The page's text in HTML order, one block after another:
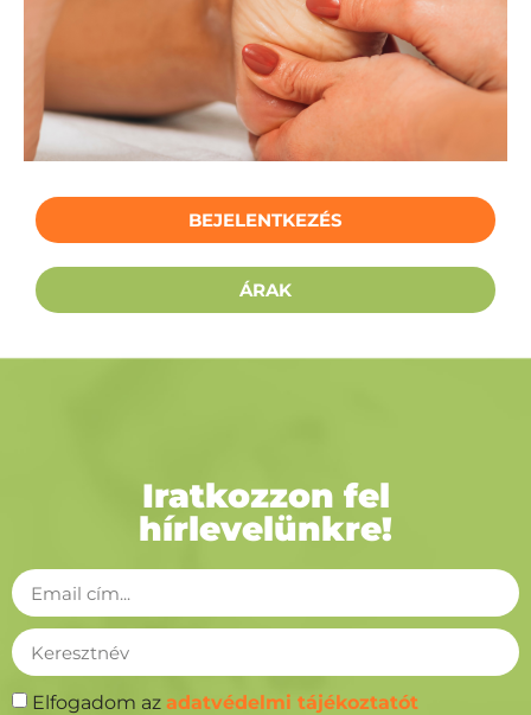
BEJELENTKEZÉS
ÁRAK
Iratkozzon fel
hírlevelünkre!
Elfogadom az adatvédelmi tájékoztatót